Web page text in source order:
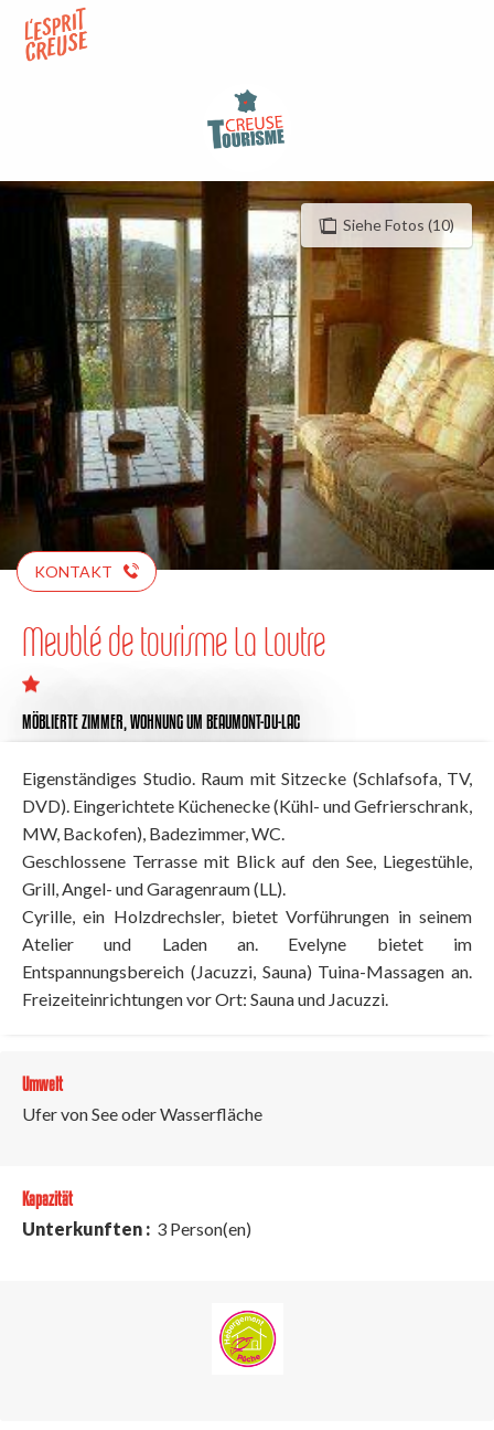
contenu
Siehe Fotos (10)
KONTAKT
Meublé de tourisme La Loutre
MÖBLIERTE ZIMMER, WOHNUNGUM BEAUMONT-DU-LAC
Eigenständiges Studio. Raum mit Sitzecke (Schlafsofa, TV,
DVD). Eingerichtete Küchenecke (Kühl- und Gefrierschrank,
MW, Backofen), Badezimmer, WC.
Geschlossene Terrasse mit Blick auf den See, Liegestühle,
Grill, Angel- und Garagenraum (LL).
Cyrille, ein Holzdrechsler, bietet Vorführungen in seinem
Atelier und Laden an. Evelyne bietet im
Entspannungsbereich (Jacuzzi, Sauna) Tuina-Massagen an.
Freizeiteinrichtungen vor Ort: Sauna und Jacuzzi.
Umwelt
Ufer von See oder Wasserfläche
Kapazität
Unterkunften : 3 Person(en)